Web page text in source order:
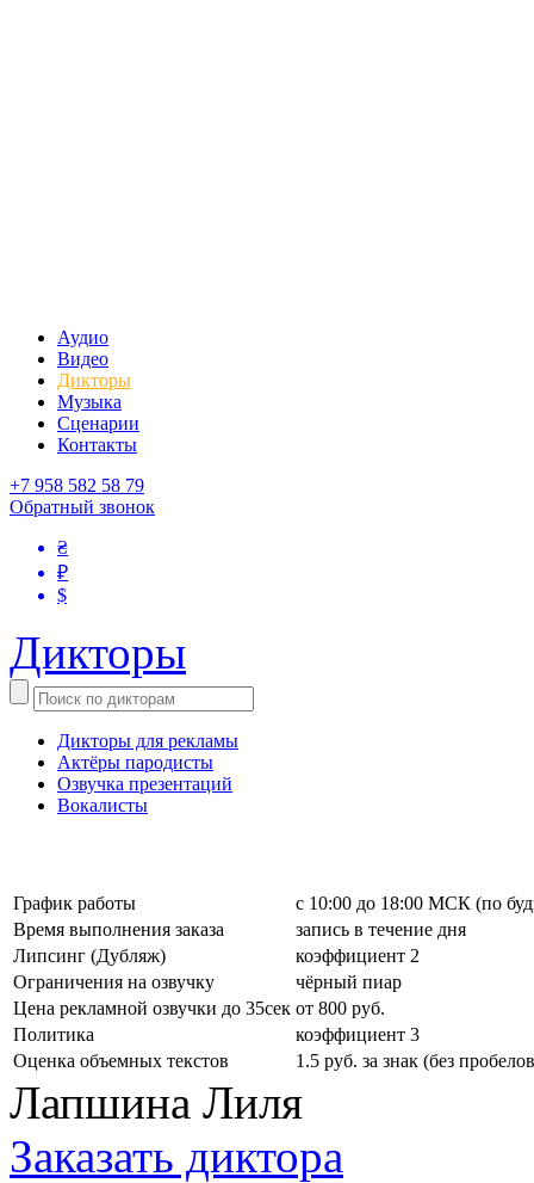
Аудио
Видео
Дикторы
Музыка
Сценарии
Контакты
+7 958 582 58 79
Обратный звонок
₴
₽
$
Дикторы
Дикторы для рекламы
Актёры пародисты
Озвучка презентаций
Вокалисты
График работы
с 10:00 до 18:00 МСК (по
Время выполнения заказа
запись в течение дня
Липсинг (Дубляж)
коэффициент 2
Ограничения на озвучку
чёрный пиар
Цена рекламной озвучки до 35сек от 800 руб.
Политика
коэффициент 3
Оценка объемных текстов
1.5 руб. за знак (без
Лапшина Лиля
Заказать диктора